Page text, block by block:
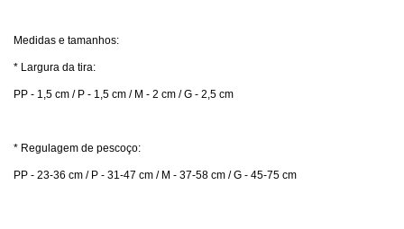
Medidas e tamanhos:
* Largura da tira:
PP - 1,5 cm / P - 1,5 cm / M - 2 cm / G - 2,5 cm
* Regulagem de pescoço:
PP - 23-36 cm / P - 31-47 cm / M - 37-58 cm / G - 45-75 cm